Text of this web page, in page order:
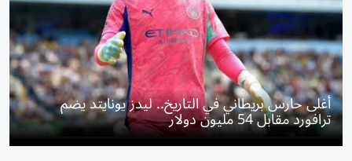
أغلى حارس بريطاني في التاريخ.. ليدز يونايتد يضم
ترافورد مقابل 54 مليون دولار